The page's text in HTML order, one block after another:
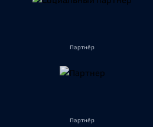
Партнёр
Партнёр